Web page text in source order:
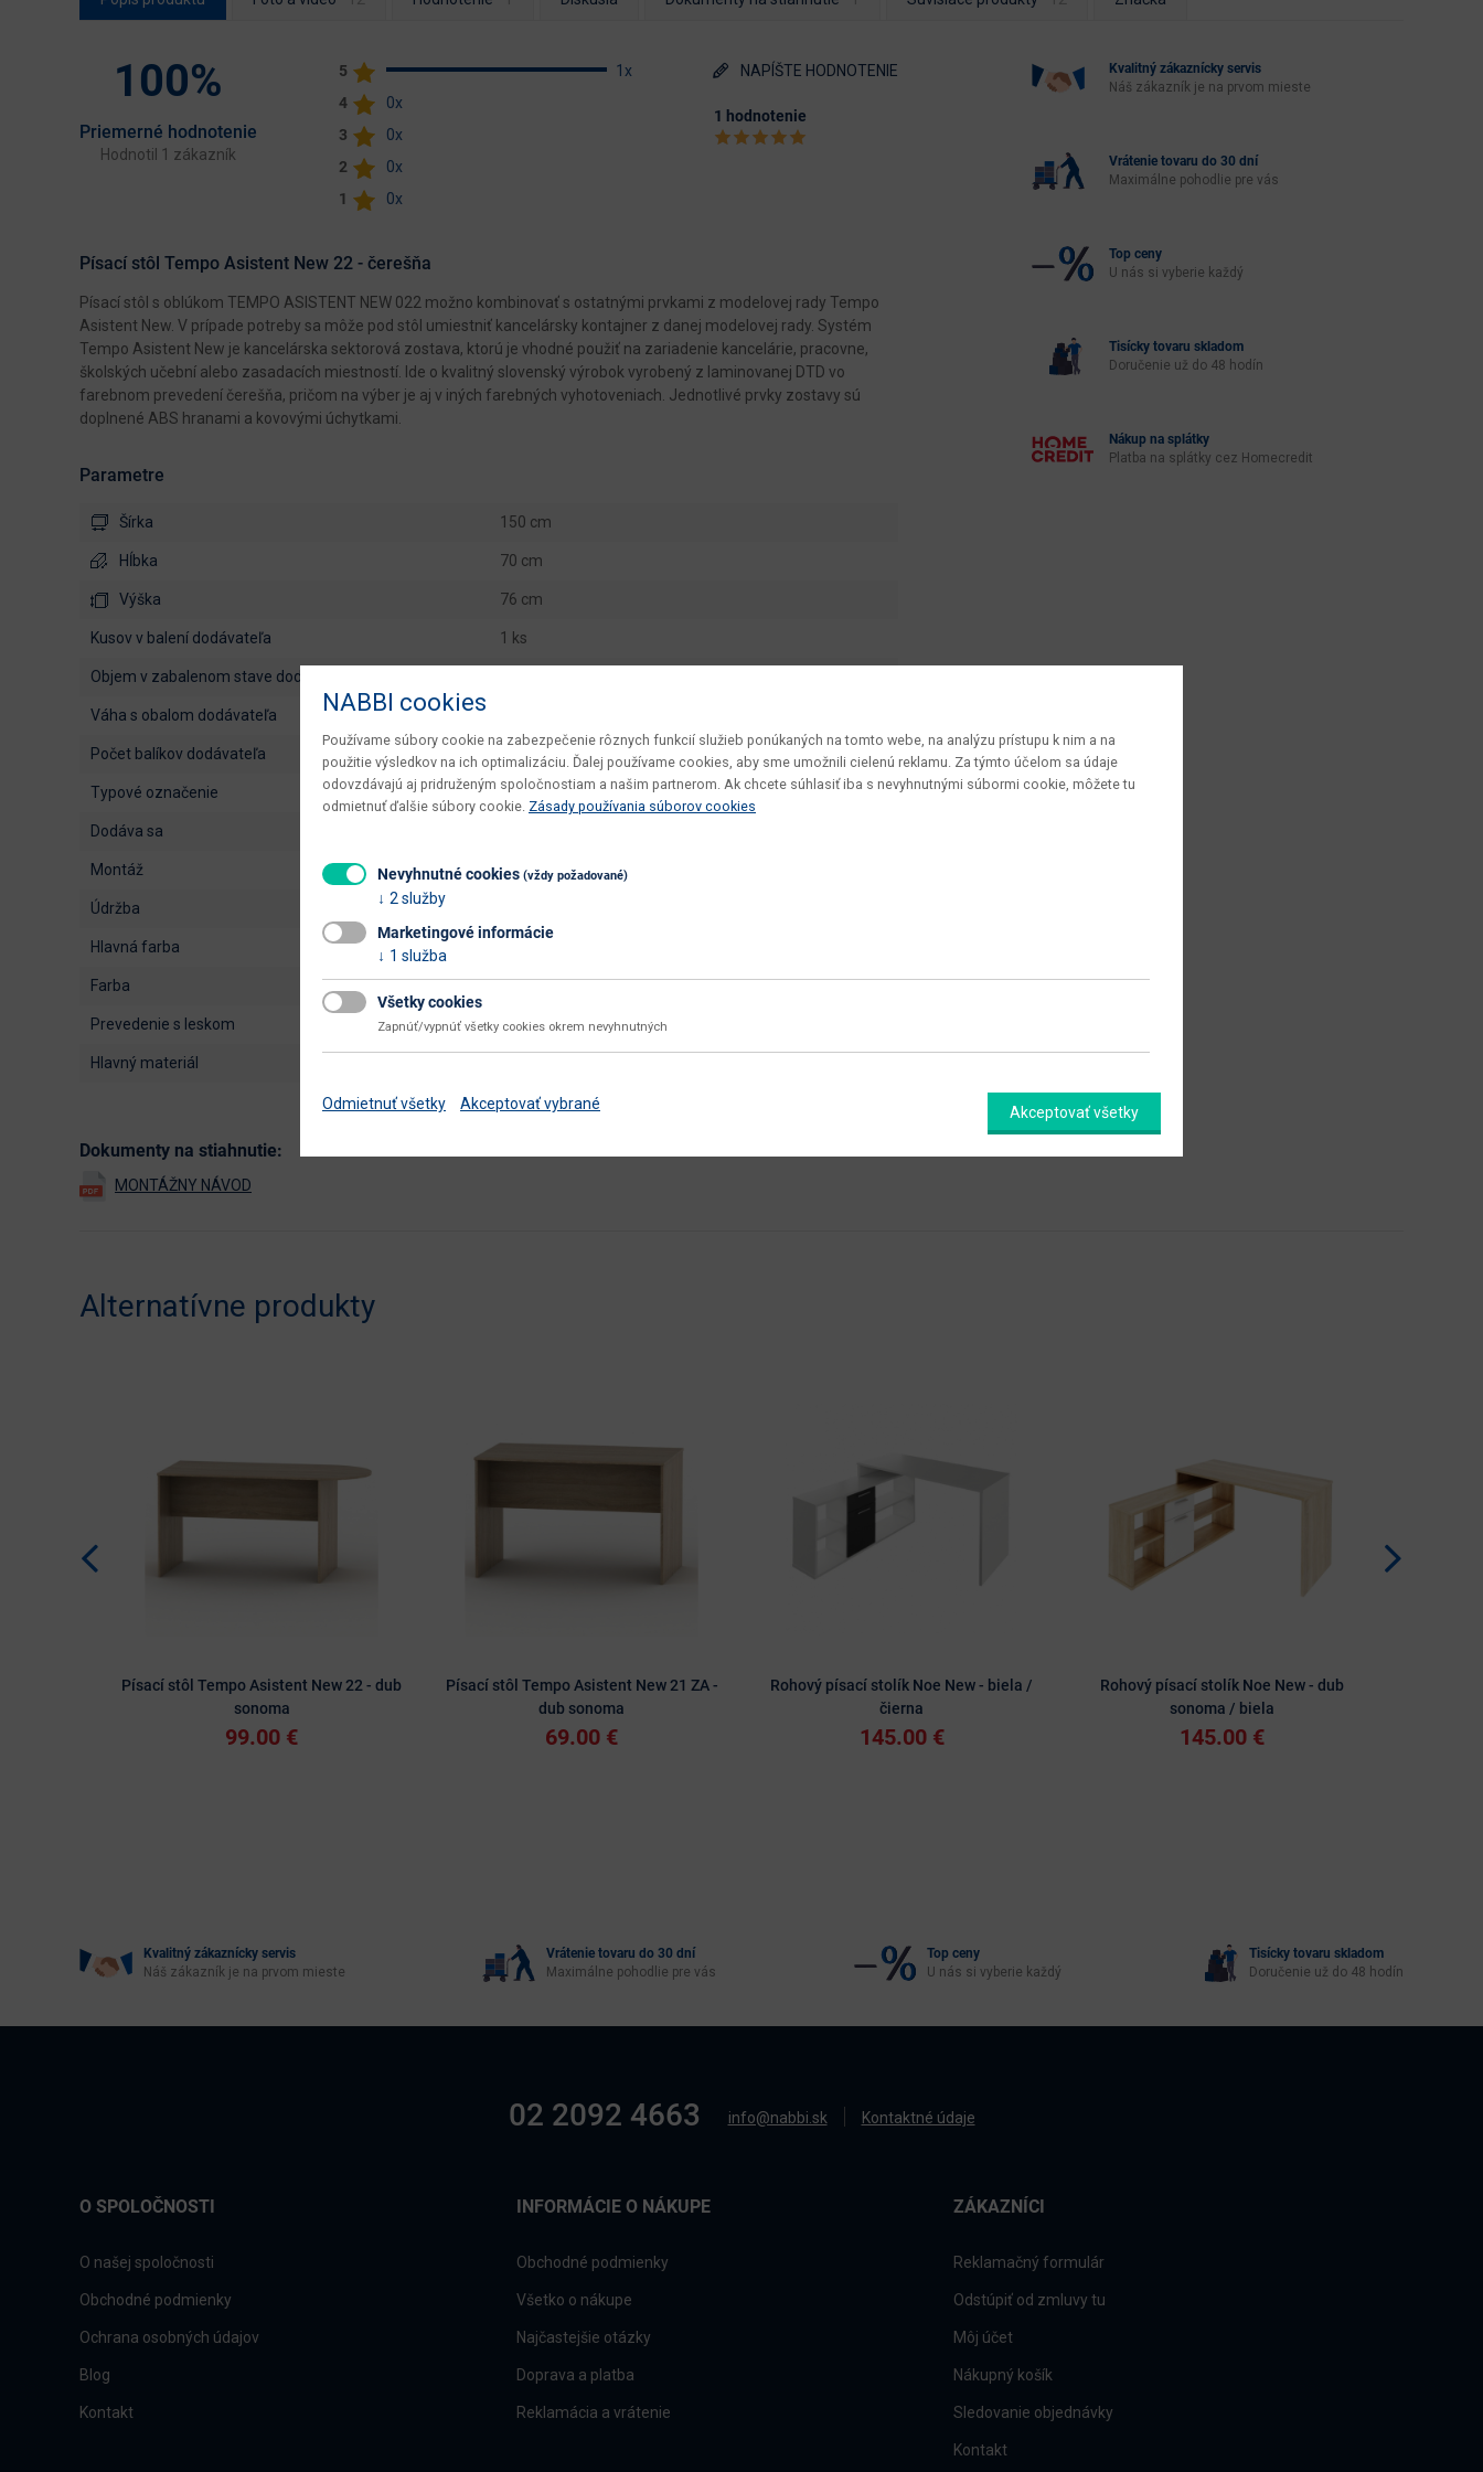
100%
Priemerné hodnotenie
Hodnotil 1 zákazník
5
1x
4
0x
3
0x
2
0x
1
0x
NAPÍŠTE HODNOTENIE
1 hodnotenie
Písací stôl Tempo Asistent New 22 - čerešňa
Písací stôl s oblúkom TEMPO ASISTENT NEW 022 možno kombinovať s ostatnými prvkami z modelovej rady Tempo
Asistent New. V prípade potreby sa môže pod stôl umiestniť kancelársky kontajner z danej modelovej rady. Systém
Tempo Asistent New je kancelárska sektorová zostava, ktorú je vhodné použiť na zariadenie kancelárie, pracovne,
školských učební alebo zasadacích miestností. Ide o kvalitný slovenský výrobok vyrobený z laminovanej DTD vo
farebnom prevedení čerešňa, pričom na výber je aj v iných farebných vyhotoveniach. Jednotlivé prvky zostavy sú
doplnené ABS hranami a kovovými úchytkami.
Parametre
Šírka 150 cm
Hĺbka 70 cm
Výška 76 cm
kusov v balení dodávateľa 1 ks
objem v zabalenom stave dodávateľa
váha s obalom dodávateľa
počet balíkov dodávateľa 1 ks
typové označenie Tempo Asistent New 22
dodáva sa
montáž vyžaduje zručnosť
údržba
hlavná farba
farba čerešňa
prevedenie s leskom nie
hlavný materiál
Dokumenty na stiahnutie:
Kvalitný zákaznícky servis
Náš zákazník je na prvom mieste
Vrátenie tovaru do 30 dní
Maximálne pohodlie pre vás
Top ceny
U nás si vyberie každý
Tisícky tovaru skladom
Doručenie už do 48 hodín
Nákup na splátky
Platba na splátky cez Homecredit
Alternatívne produkty
Písací stôl Tempo Asistent New 22 - dub
sonoma
99.00 €
Písací stôl Tempo Asistent New 21 ZA -
dub sonoma
69.00 €
Rohový písací stolík Noe New - biela /
čierna
145.00 €
Rohový písací stolík Noe New - dub
sonoma / biela
145.00 €
Kvalitný zákaznícky servis
Náš zákazník je na prvom mieste
Vrátenie tovaru do 30 dní
Maximálne pohodlie pre vás
Top ceny
U nás si vyberie každý
Tisícky tovaru skladom
Doručenie už do 48 hodín
02 2092 4663 info@nabbi.sk Kontaktné údaje
O SPOLOČNOSTI
O našej spoločnosti
Obchodné podmienky
Ochrana osobných údajov
Blog
Kontakt
INFORMÁCIE O NÁKUPE
Obchodné podmienky
Všetko o nákupe
Najčastejšie otázky
Doprava a platba
Reklamácia a vrátenie
ZÁKAZNÍCI
Reklamačný formulár
Odstúpiť od zmluvy tu
Môj účet
Nákupný košík
Sledovanie objednávky
Kontakt
NABBI cookies
Používame súbory cookie na zabezpečenie rôznych funkcií služieb ponúkaných na tomto webe, na analýzu prístupu k nim a na
použitie výsledkov na ich optimalizáciu. Ďalej používame cookies, aby sme umožnili cielenú reklamu. Za týmto účelom sa údaje
odovzdávajú aj pridruženým spoločnostiam a našim partnerom. Ak chcete súhlasiť iba s nevyhnutnými súbormi cookie, môžete tu
odmietnuť ďalšie súbory cookie. Zásady používania súborov cookies
Nevyhnutné cookies (vždy požadované)
2 služby
Marketingové informácie
1 služba
Všetky cookies
Zapnúť/vypnúť všetky cookies okrem nevyhnutných
Odmietnuť všetky Akceptovať vybrané Akceptovať všetky